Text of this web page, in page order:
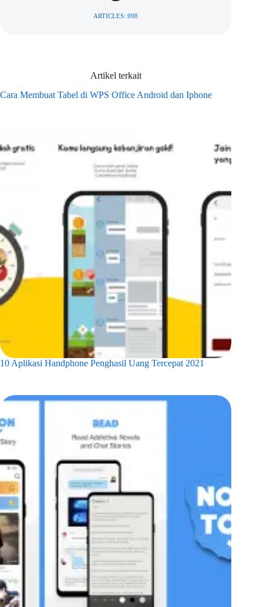
ARTICLES: 998
Artikel terkait
Cara Membuat Tabel di WPS Office Android dan Iphone
10 Aplikasi Handphone Penghasil Uang Tercepat 2021